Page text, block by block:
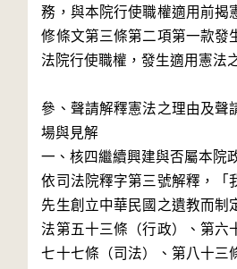
務，與本院行使職權適用前揭
修條文第三條第二項第一款發
法院行使職權，發生適用憲法
參、聲請解釋憲法之理由及聲
場與見解
一、核四繼續興建與否屬本院
依司法院釋字第三號解釋，「
先生創立中華民國之遺教而制
法第五十三條（行政）、第六
七十七條（司法）、第八十三